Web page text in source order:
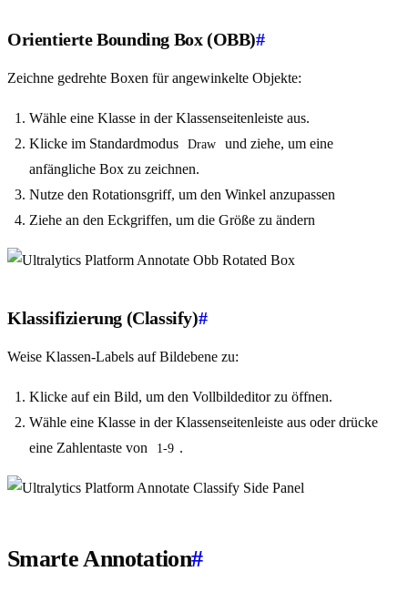
Orientierte Bounding Box (OBB)#
Zeichne gedrehte Boxen für angewinkelte Objekte:
Wähle eine Klasse in der Klassenseitenleiste aus.
Klicke im Standardmodus
Draw
und ziehe, um eine
anfängliche Box zu zeichnen.
Nutze den Rotationsgriff, um den Winkel anzupassen
Ziehe an den Eckgriffen, um die Größe zu ändern
Klassifizierung (Classify)#
Weise Klassen-Labels auf Bildebene zu:
Klicke auf ein Bild, um den Vollbildeditor zu öffnen.
Wähle eine Klasse in der Klassenseitenleiste aus oder drücke
eine Zahlentaste von
1-9 .
Smarte Annotation#